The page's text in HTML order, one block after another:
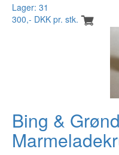
Lager: 31
300,- DKK pr. stk.
Bing &